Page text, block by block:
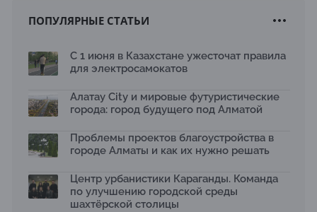
Архитектурная премия SÄULE ARCHITEKTURPREIS
Первый Дом правительства Алматы станет главной
13.07.2026
В столичном детсаду подвели итоги акции «Таза
отходам
08.07.2026
общественных пространств
06.07.2026
ПОПУЛЯРНЫЕ СТАТЬИ
С 1 июня в Казахстане ужесточат правила
для электросамокатов
Алатау City и мировые футуристические
города: город будущего под Алматой
Проблемы проектов благоустройства в
городе Алматы и как их нужно решать
Центр урбанистики Караганды. Команда
по улучшению городской среды
шахтёрской столицы